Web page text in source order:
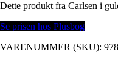
Dette produkt fra Carlsen i
Se prisen hos Plusbog
VARENUMMER (SKU):